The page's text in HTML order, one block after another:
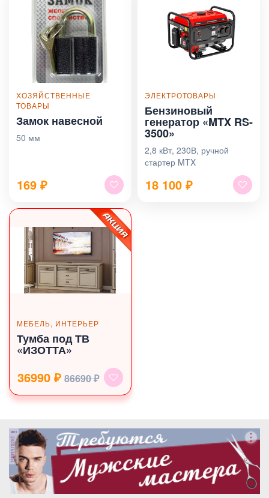
ХОЗЯЙСТВЕННЫЕ
ТОВАРЫ
Замок навесной
50 мм
169 ₽
ЭЛЕКТРОТОВАРЫ
Бензиновый
генератор «MTX RS-
3500»
2,8 кВт, 230В, ручной
стартер MTX
18 100 ₽
МЕБЕЛЬ, ИНТЕРЬЕР
Тумба под ТВ
«ИЗОТТА»
36990 ₽ 86690 ₽
реклама